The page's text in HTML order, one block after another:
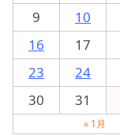
9
10
16
17
23
24
30
31
« 1月